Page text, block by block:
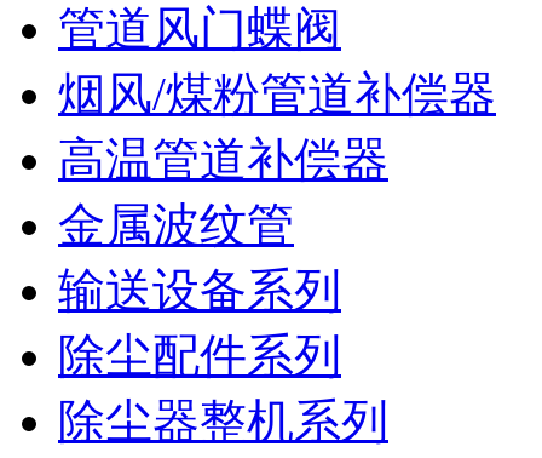
管道风门蝶阀
烟风/煤粉管道补偿器
高温管道补偿器
金属波纹管
输送设备系列
除尘配件系列
除尘器整机系列